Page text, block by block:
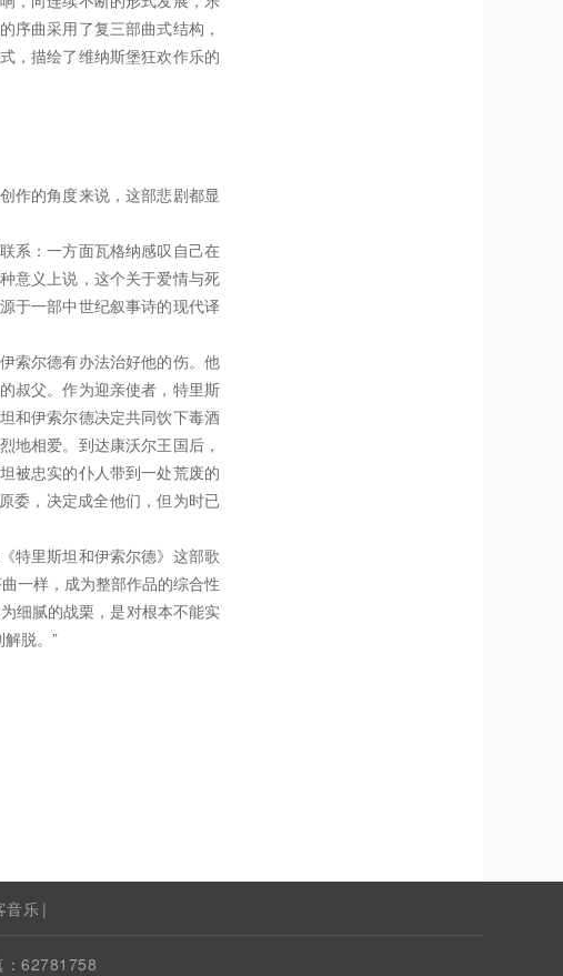
序曲采用了复三部曲式结构，
，描绘了维纳斯堡狂欢作乐的
作的角度来说，这部悲剧都显
系：一方面瓦格纳感叹自己在
意义上说，这个关于爱情与死
于一部中世纪叙事诗的现代译
索尔德有办法治好他的伤。他
叔父。作为迎亲使者，特里斯
和伊索尔德决定共同饮下毒酒
地相爱。到达康沃尔王国后，
被忠实的仆人带到一处荒废的
委，决定成全他们，但为时已
特里斯坦和伊索尔德》这部歌
一样，成为整部作品的综合性
细腻的战栗，是对根本不能实
脱。”
音乐 |
：62781758